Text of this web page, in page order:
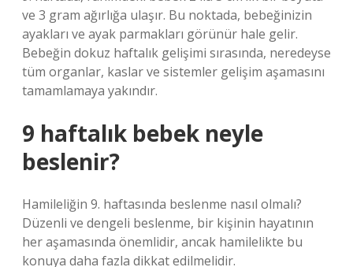
ve 3 gram ağırlığa ulaşır. Bu noktada, bebeğinizin
ayakları ve ayak parmakları görünür hale gelir.
Bebeğin dokuz haftalık gelişimi sırasında, neredeyse
tüm organlar, kaslar ve sistemler gelişim aşamasını
tamamlamaya yakındır.
9 haftalık bebek neyle
beslenir?
Hamileliğin 9. haftasında beslenme nasıl olmalı?
Düzenli ve dengeli beslenme, bir kişinin hayatının
her aşamasında önemlidir, ancak hamilelikte bu
konuya daha fazla dikkat edilmelidir.